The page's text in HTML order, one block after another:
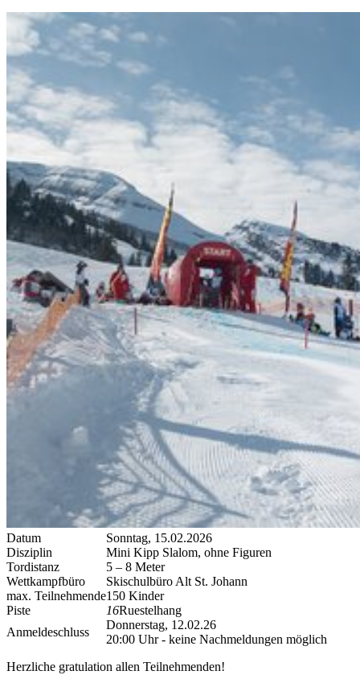
Datum
Sonntag, 15.02.2026
Disziplin
Mini Kipp Slalom, ohne Figuren
Tordistanz
5 – 8 Meter
Wettkampfbüro
Skischulbüro Alt St. Johann
max. Teilnehmende150 Kinder
Piste
16Ruestelhang
Anmeldeschluss
Donnerstag, 12.02.26
20:00 Uhr - keine Nachmeldungen möglich
Herzliche gratulation allen Teilnehmenden!